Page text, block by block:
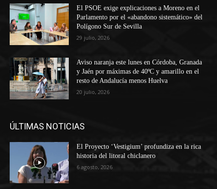
El PSOE exige explicaciones a Moreno en el
Parlamento por el «abandono sistemático» del
Polígono Sur de Sevilla
29 julio, 2026
Aviso naranja este lunes en Córdoba, Granada
y Jaén por máximas de 40ºC y amarillo en el
resto de Andalucía menos Huelva
20 julio, 2026
ÚLTIMAS NOTICIAS
El Proyecto ‘Vestigium’ profundiza en la rica
historia del litoral chiclanero
6 agosto, 2026